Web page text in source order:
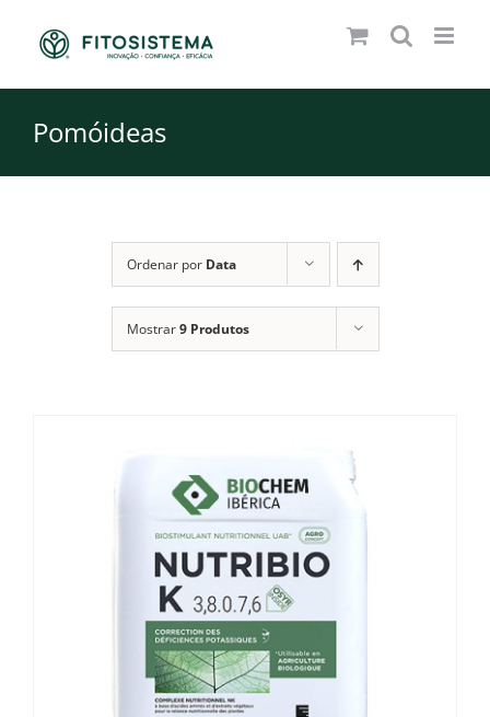
Pomóideas
Ordenar por Data
Mostrar9 Produtos